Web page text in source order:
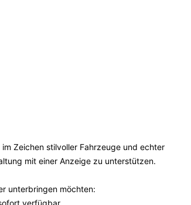
Zeichen stilvoller Fahrzeuge und echter
mit einer Anzeige zu unterstützen.
unterbringen möchten:
verfügbar.